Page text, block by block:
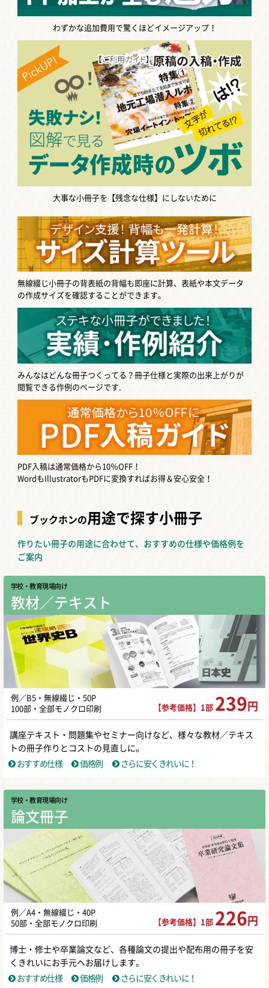
【背幅の計算方法】ページ数と紙の関
係、背...
無線綴じ製本で冊子印刷をするとき
に、入稿データの作成で必ず確認しな
くてはいけないのが「背幅」です。 無
線綴 […]
【報告書の背表紙】失敗しない作成方
法
報告書は一度作ったらおしまいという
ことは少なく、多くは毎月、四半期ご
と、半期ごと、1年ごとなど定期的に作
成して結果を比較 […]
背表紙のある表紙の作り方【無線綴じ
冊子の...
無線綴じ製本には背表紙ができます。
表紙データを作成する際、この背表紙
の部分も含めてデザインしなくてはい
わずかな追加費用で驚くほどイメージアップ！
大事な小冊子を【残念な仕様】にしないために
無線綴じ小冊子の背表紙の背幅も即座に計算、表紙や本文データ
の作成サイズを確認することができます。
みんなはどんな冊子つくってる？冊子仕様と実際の出来上がりが
閲覧できる作例のページです.
PDF入稿は通常価格から10％OFF！
WordもIllustratorもPDFに変換すればお得＆安心安全！
ブックホンの用途で探す小冊子
作りたい冊子の用途に合わせて、おすすめの仕様や価格例を
ご案内
学校・教育現場向け
教材／テキスト
例／B5・無線綴じ・50P
100部・全部モノクロ印刷
【参考価格】1部 239 円
講座テキスト・問題集やセミナー向けなど、様々な教材／テキス
トの冊子作りとコストの見直しに。
おすすめ仕様
価格例 さらに安くきれいに！
学校・教育現場向け
論文冊子
例／A4・無線綴じ・40P
50部・全部モノクロ印刷
【参考価格】1部 226 円
博士・修士や卒業論文など、各種論文の提出や配布用の冊子を安
くきれいにお手元へお届けします。
おすすめ仕様
価格例 さらに安くきれいに！